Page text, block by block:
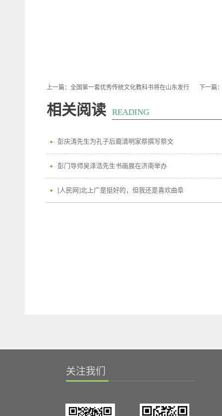
上一篇： 全国第一套优秀传统文化教科书将在山东发行 下一篇
相关阅读 READING
彭庆涛先生为孔子后裔清明家祭撰写祭文
彭门导师吴泽浩先生书画展在济南举办
[人民网]北上广是挺好的，但我还是喜欢曲阜
关注我们